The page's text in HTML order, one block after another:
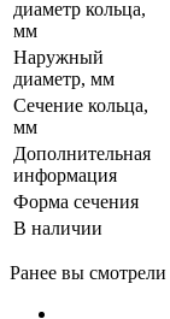
диаметр кольца,
мм
Наружный
диаметр, мм
Сечение кольца,
мм
Дополнительная
информация
Форма сечения
В наличии
Ранее вы смотрели